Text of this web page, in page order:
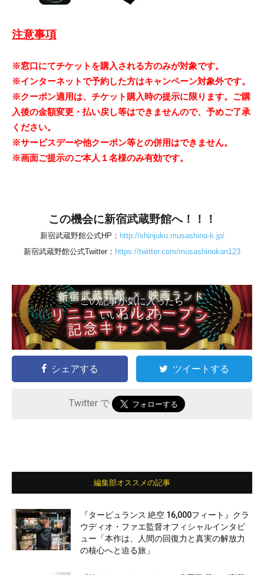
注意事項
※窓口にてチケットを購入される方のみが対象です。
※インターネットで予約した方はキャンペーン対象外です。
※クーポン適用は、チケット購入時の提示に限ります。ご購
入後の金額変更・払い戻し等はできませんので、予めご了承
ください。
※サービスデーや他クーポン等との併用はできません。
※画面ご提示のご本人１名様のみ有効です。
この機会に新宿武蔵野館へ！！！
新宿武蔵野館公式HP： http://shinjuku.musashino-k.jp/
新宿武蔵野館公式Twitter： https://twitter.com/musashinokan123
この記事が気に入ったら
いいね ! しよう
シェアする ツイートする
Twitter で
編集部オススメの記事
『タービュランス 絶空 16,000フィート』クラ
ウディオ・ファエ監督オフィシャルインタビ
ュー「本作は、人間の回復力と真実の解放力
の核心へと迫る旅」